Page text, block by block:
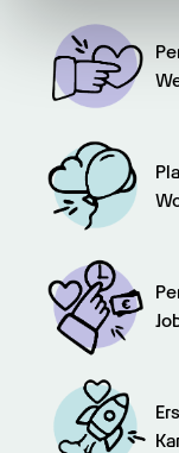
haben oder die
gesammelt haben.